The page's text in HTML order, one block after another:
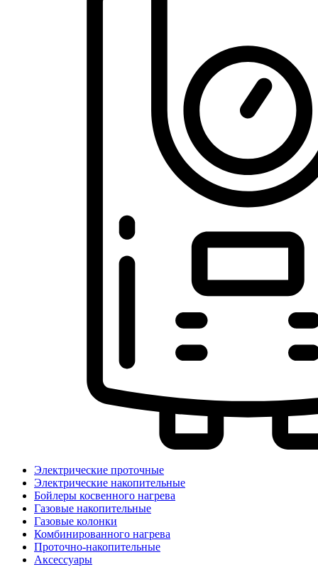
Электрические проточные
Электрические накопительные
Бойлеры косвенного нагрева
Газовые накопительные
Газовые колонки
Комбинированного нагрева
Проточно-накопительные
Аксессуары